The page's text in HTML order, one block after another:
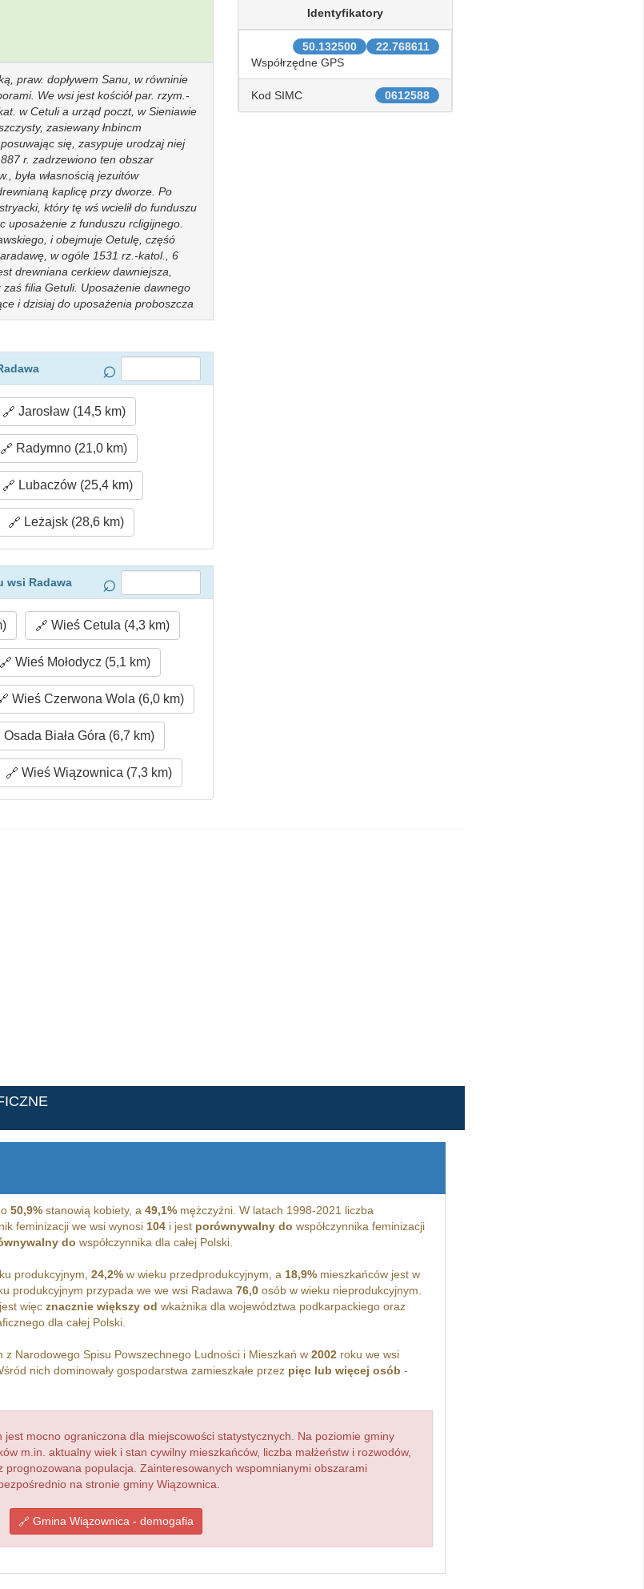
praw. dopływem Sanu, w równinie
We wsi jest kościół par. rzym.-
w Cetuli a urząd poczt, w Sieniawie
zasiewany łnbincm
się, zasypuje urodzaj niej
r. zadrzewiono ten obszar
była własnością jezuitów
kaplicę przy dworze. Po
który tę wś wcielił do funduszu
uposażenie z funduszu rcligijnego.
i obejmuje Oetulę, częśó
w ogóle 1531 rz.-katol., 6
drewniana cerkiew dawniejsza,
filia Getuli. Uposażenie dawnego
i dzisiaj do uposażenia proboszcza
(Wilh. hr. Siemiński) 3 dm., 16
mr. lasy sosnowe i wydmy
większy ma 3847 mr.
lasu; mniejszy 1449 mr. a to 952
na płn. i wschód z Zaradawą cz. I i
a na połud. z Cetulą i
Jarosław (14,5 km)
Radymno (21,0 km)
Lubaczów (25,4 km)
Leżajsk (28,6 km)
wsi Radawa
Wieś Cetula (4,3 km)
Wieś Mołodycz (5,1 km)
Wieś Czerwona Wola (6,0 km)
Osada Biała Góra (6,7 km)
Wieś Wiązownica (7,3 km)
Identyfikatory
22.768611
50.132500
Współrzędne GPS
0612588
Kod SIMC
50,9%stanowią kobiety, a 49,1%mężczyźni. W latach 1998-2021 liczba
feminizacji we wsi wynosi 104i jest porównywalny do współczynnika feminizacji
do współczynnika dla całej Polski.
produkcyjnym, 24,2%w wieku przedprodukcyjnym, a 18,9%mieszkańców jest w
produkcyjnym przypada we we wsi Radawa 76,0osób w wieku nieprodukcyjnym.
więc znacznie większy od wkażnika dla województwa podkarpackiego oraz
dla całej Polski.
z Narodowego Spisu Powszechnego Ludności i Mieszkań w 2002roku we wsi
nich dominowały gospodarstwa zamieszkałe przez pięc lub więcej osób -
mocno ograniczona dla miejscowości statystycznych. Na poziomie gminy
m.in. aktualny wiek i stan cywilny mieszkańców, liczba małżeństw i rozwodów,
populacja. Zainteresowanych wspomnianymi obszarami
na stronie gminy Wiązownica.
Gmina Wiązownica - demogafia